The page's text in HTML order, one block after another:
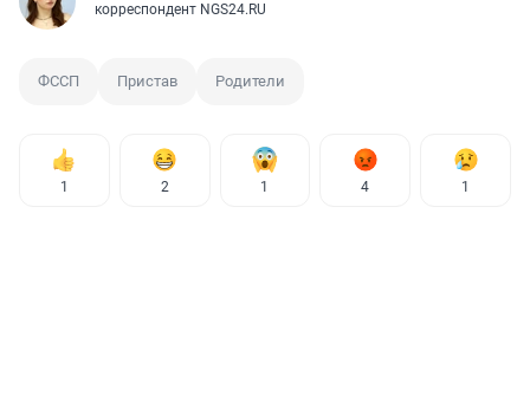
корреспондент NGS24.RU
ФССП Пристав Родители
1 2 1 4 1